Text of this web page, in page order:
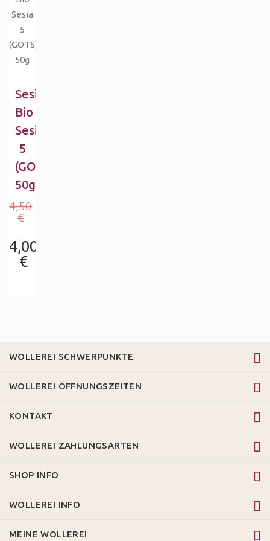
Sesia
Bio
Sesia
5
(GOTS)
50g
4,50
€
4,00
€
WOLLEREI SCHWERPUNKTE
WOLLEREI ÖFFNUNGSZEITEN
KONTAKT
WOLLEREI ZAHLUNGSARTEN
SHOP INFO
WOLLEREI INFO
MEINE WOLLEREI